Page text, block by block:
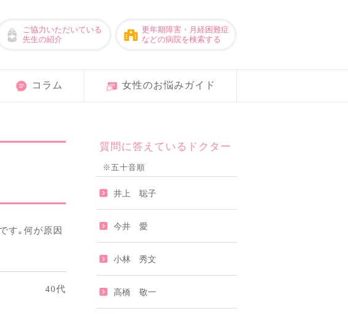
ご協力いただいている
先生の紹介
更年期障害・月経困難症
などの病院を検索する
コラム 女性のお悩みガイド
す｡何が原因
40代
質問に答えているドクター
※五十音順
井上 聡子
今井 愛
小林 秀文
高橋 敬一